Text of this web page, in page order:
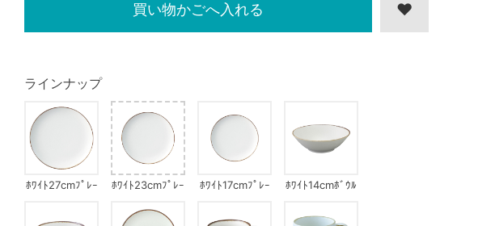
ラインナップ
ﾎﾜｲﾄ27cmﾌﾟﾚｰ
ﾎﾜｲﾄ23cmﾌﾟﾚｰ
ﾎﾜｲﾄ17cmﾌﾟﾚｰ
ﾎﾜｲﾄ14cmﾎﾞｳﾙ
買い物かごへ入れる